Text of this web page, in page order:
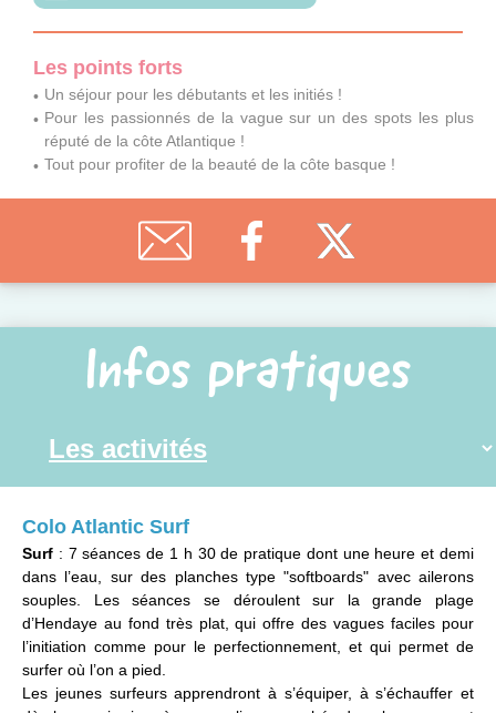
Les points forts
Un séjour pour les débutants et les initiés !
Pour les passionnés de la vague sur un des spots les plus
réputé de la côte Atlantique !
Tout pour profiter de la beauté de la côte basque !
Infos pratiques
Colo Atlantic Surf
Surf : 7 séances de 1 h 30 de pratique dont une heure et demi
dans l’eau, sur des planches type "softboards" avec ailerons
souples. Les séances se déroulent sur la grande plage
d’Hendaye au fond très plat, qui offre des vagues faciles pour
l’initiation comme pour le perfectionnement, et qui permet de
surfer où l’on a pied.
Les jeunes surfeurs apprendront à s’équiper, à s’échauffer et